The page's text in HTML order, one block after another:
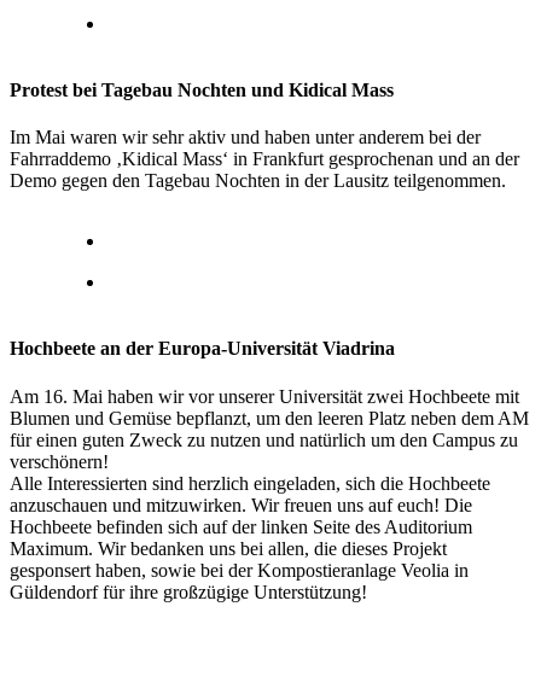
Protest bei Tagebau Nochten und Kidical Mass
Im Mai waren wir sehr aktiv und haben unter anderem bei der
Fahrraddemo ‚Kidical Mass‘ in Frankfurt gesprochenan und an der
Demo gegen den Tagebau Nochten in der Lausitz teilgenommen.
Hochbeete an der Europa-Universität Viadrina
Am 16. Mai haben wir vor unserer Universität zwei Hochbeete mit
Blumen und Gemüse bepflanzt, um den leeren Platz neben dem AM
für einen guten Zweck zu nutzen und natürlich um den Campus zu
verschönern!
Alle Interessierten sind herzlich eingeladen, sich die Hochbeete
anzuschauen und mitzuwirken. Wir freuen uns auf euch! Die
Hochbeete befinden sich auf der linken Seite des Auditorium
Maximum. Wir bedanken uns bei allen, die dieses Projekt
gesponsert haben, sowie bei der Kompostieranlage Veolia in
Güldendorf für ihre großzügige Unterstützung!